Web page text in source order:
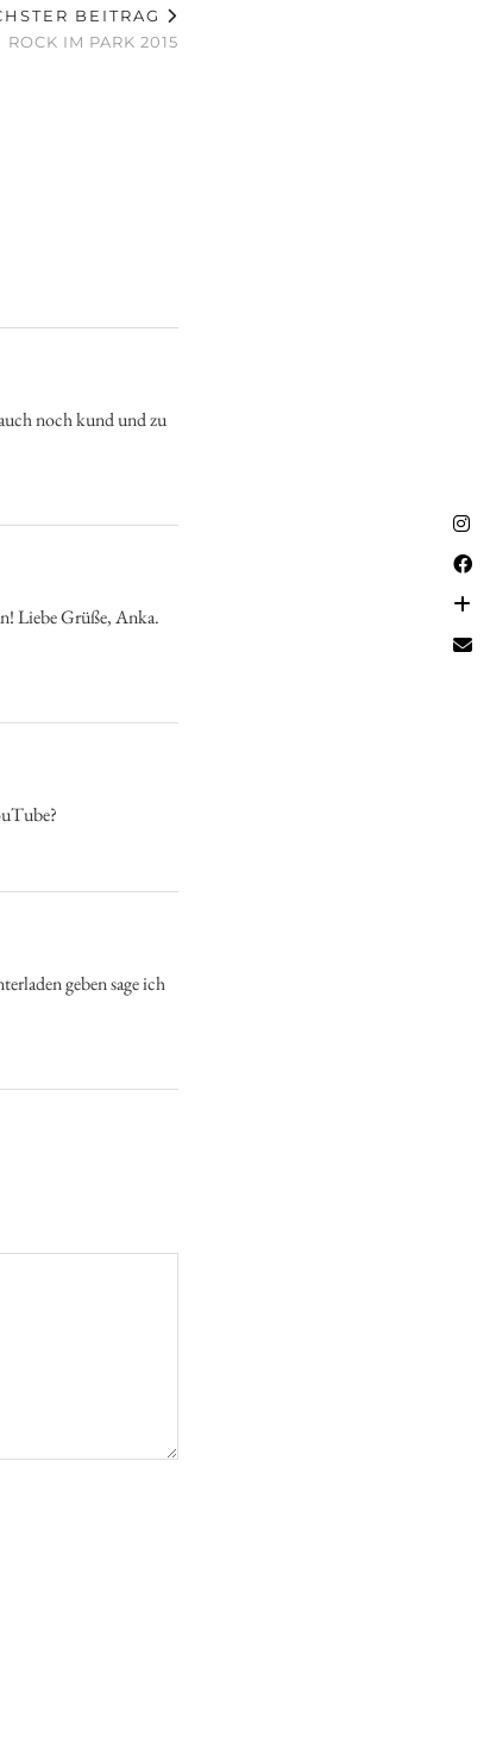
BEITRAG
ROCK IM PARK 2015
noch kund und zu
Liebe Grüße, Anka.
geben sage ich